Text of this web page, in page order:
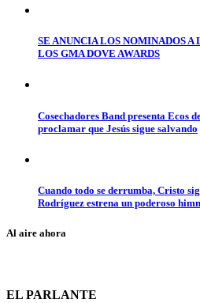
SE ANUNCIA LOS NOMINADOS A
LOS GMA DOVE AWARDS
Cosechadores Band presenta Ecos
proclamar que Jesús sigue salvando
Cuando todo se derrumba, Cristo
Rodríguez estrena un poderoso
Al aire ahora
EL PARLANTE